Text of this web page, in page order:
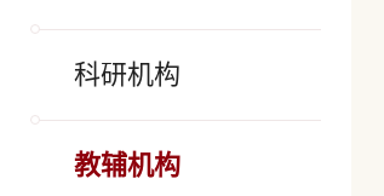
科研机构
教辅机构